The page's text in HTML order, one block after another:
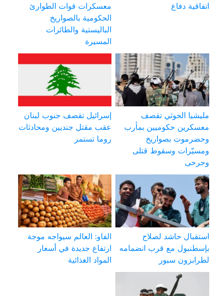
اتفاقية دفاع
معسكرات قوات الطوارئ
الحكومية بالصواريخ
الباليستية والطائرات
المسيرة
مليشيا الحوثي تقصف
معسكرين حكوميين بمأرب
وحضرموت بصواريخ
ومسيّرات وسقوط قتلى
وجرحى
إسرائيل تقصف جنوب لبنان
عقب مقتل جنديين ومحادثات
روما تستمر
استقبال حاشد لصلاح
بإسطنبول مع قرب انضمامه
لطرابزون سبور
الفاو: العالم سيواجه موجة
ارتفاع جديدة في أسعار
المواد الغذائية